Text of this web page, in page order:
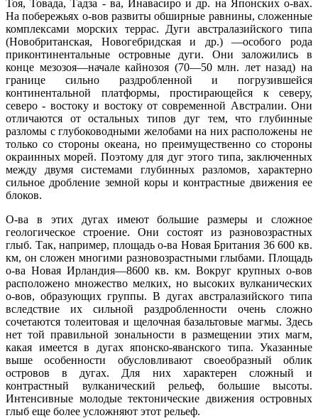
Тоя, Товада, Тадза - ва, Инавасиро и др. на Японских о-вах.
На побережьях о-вов развиты обширные равнины, сложенные
комплексами морских террас. Дуги австралазийского типа
(Новобританская, Новогебридская и др.) —особого рода
приконтинентальные островные дуги. Они заложились в
конце мезозоя—начале кайнозоя (70—50 млн. лет назад) на
границе сильно раздробленной и погрузившейся
континентальной платформы, простирающейся к северу,
северо - востоку и востоку от современной Австралии. Они
отличаются от остальных типов дуг тем, что глубинные
разломы с глубоководными желобами на них расположены не
только со стороны океана, но преимущественно со стороны
окраинных морей. Поэтому для дуг этого типа, заключенных
между двумя системами глубинных разломов, характерно
сильное дробление земной коры и контрастные движения ее
блоков.
О-ва в этих дугах имеют большие размеры и сложное
геологическое строение. Они состоят из разновозрастных
глыб. Так, например, площадь о-ва Новая Британия 36 600 кв.
км, он сложен многими разновозрастными глыбами. Площадь
о-ва Новая Ирландия—8600 кв. км. Вокруг крупных о-вов
расположено множество мелких, но высоких вулканических
о-вов, образующих группы. В дугах австралазийского типа
вследствие их сильной раздробленности очень сложно
сочетаются толеитовая и щелочная базальтовые магмы. Здесь
нет той правильной зональности в размещении этих магм,
какая имеется в дугах японско-яванского типа. Указанные
выше особенности обусловливают своеобразный облик
островов в дугах. Для них характерен сложный и
контрастный вулканический рельеф, большие высоты.
Интенсивные молодые тектонические движения островных
глыб еще более усложняют этот рельеф.